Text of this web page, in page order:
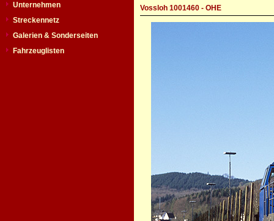
Unternehmen
Streckennetz
Galerien & Sonderseiten
Fahrzeuglisten
Vossloh 1001460 - OHE